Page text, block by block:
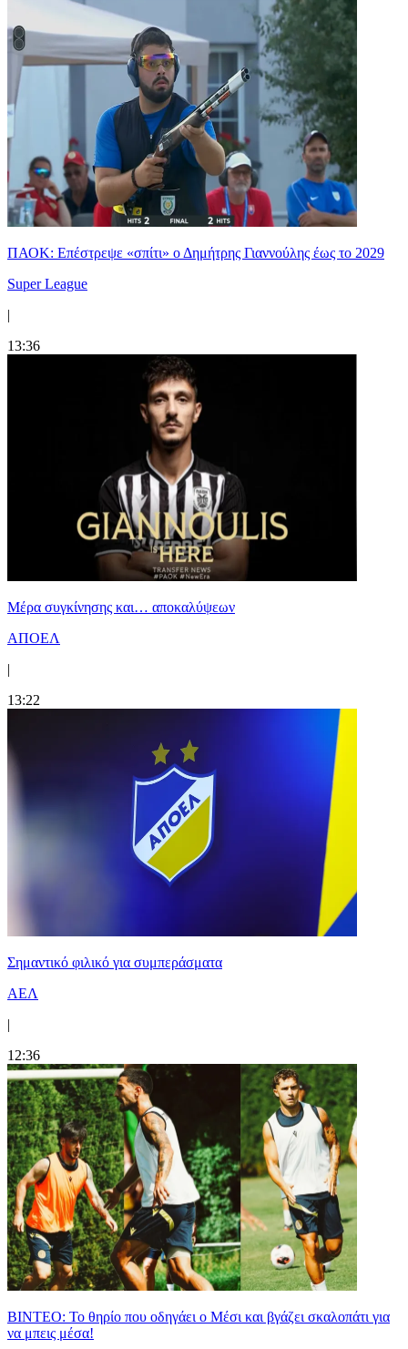
ΠΑΟΚ: Επέστρεψε «σπίτι» ο Δημήτρης Γιαννούλης έως το 2029
Super League
|
13:36
Mέρα συγκίνησης και… αποκαλύψεων
ΑΠΟΕΛ
|
13:22
Σημαντικό φιλικό για συμπεράσματα
ΑΕΛ
|
12:36
ΒΙΝΤΕΟ: Το θηρίο που οδηγάει ο Μέσι και βγάζει σκαλοπάτι για
να μπεις μέσα!